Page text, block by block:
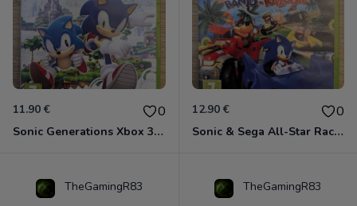
11.90 € 0
Sonic Generations Xbox 360
12.90 € 0
Sonic & Sega All-Star Racing avec Banjo-Kazooie Xbox 360
TheGamingR83 TheGamingR83